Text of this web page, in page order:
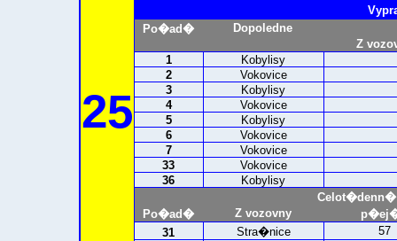
25
Po�ad�
Dopoledne
Z
1
Kobylisy
2
Vokovice
3
Kobylisy
4
Vokovice
5
Kobylisy
6
Vokovice
7
Vokovice
33
Vokovice
36
Kobylisy
Po�ad�
Z vozovny
31
Stra�nice
57